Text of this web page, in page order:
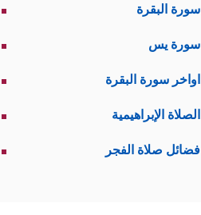
سورة البقرة
سورة يس
اواخر سورة البقرة
الصلاة الإبراهيمية
فضائل صلاة الفجر